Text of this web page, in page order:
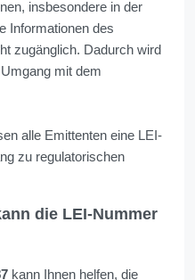
insbesondere in der
Informationen des
zugänglich. Dadurch wird
mit dem
alle Emittenten eine LEI-
zu regulatorischen
die LEI-Nummer
kann Ihnen helfen, die